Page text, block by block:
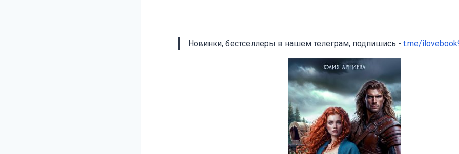
Новинки, бестселлеры в нашем телеграм, подпишись - t.me/